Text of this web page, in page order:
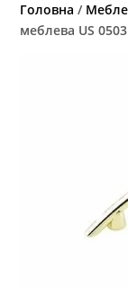
Головна /
меблева US 0503